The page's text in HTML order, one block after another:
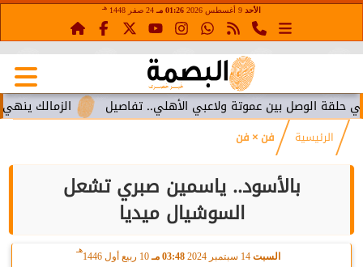
الأحد 01:26 مـ 24 صفر 1448 هـ
الزمالك ينهي الوصل بين عموتة ولاعبي الأهلي.. تفاصيل
الرئيسية فن × فن
بالأسود.. ياسمين صبري تشعل
السوشيال ميديا
السبت 03:48 مـ 10 ربيع أول 1446
هـ